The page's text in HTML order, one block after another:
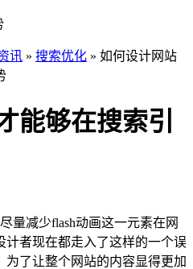
讯 » 搜索优化 » 如何设计网站
能够在搜索引
量减少flash动画这一元素在网
计者现在都走入了这样的一个误
为了让整个网站的内容显得更加